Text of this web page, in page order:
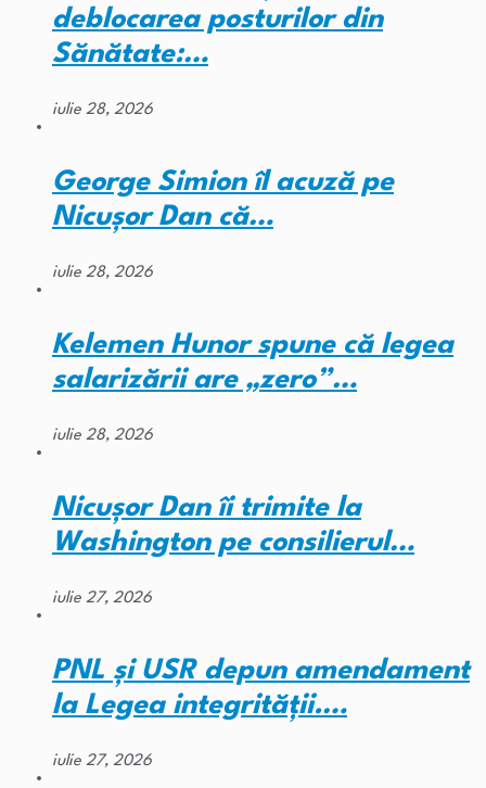
deblocarea posturilor din
Sănătate:…
iulie 28, 2026
George Simion îl acuză pe
Nicușor Dan că…
iulie 28, 2026
Kelemen Hunor spune că legea
salarizării are „zero”…
iulie 28, 2026
Nicușor Dan îi trimite la
Washington pe consilierul…
iulie 27, 2026
PNL și USR depun amendament
la Legea integrității.…
iulie 27, 2026